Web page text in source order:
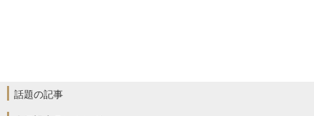
話題の記事